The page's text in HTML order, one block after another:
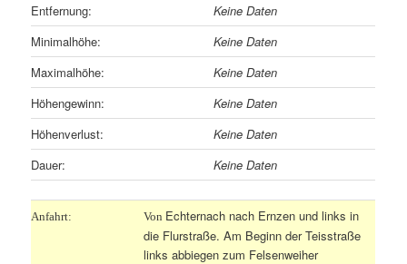
Entfernung:
Keine Daten
Minimalhöhe:
Keine Daten
Maximalhöhe:
Keine Daten
Höhengewinn:
Keine Daten
Höhenverlust:
Keine Daten
Dauer:
Keine Daten
Anfahrt: Von Echternach nach Ernzen und links in
die Flurstraße. Am Beginn der Teisstraße
links abbiegen zum Felsenweiher